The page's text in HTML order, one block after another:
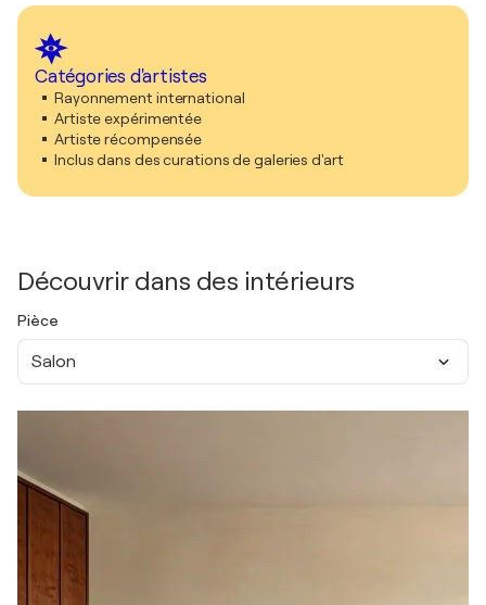
Catégories d'artistes
Rayonnement international
Artiste expérimentée
Artiste récompensée
Inclus dans des curations de galeries d'art
Découvrir dans des intérieurs
Pièce
Salon